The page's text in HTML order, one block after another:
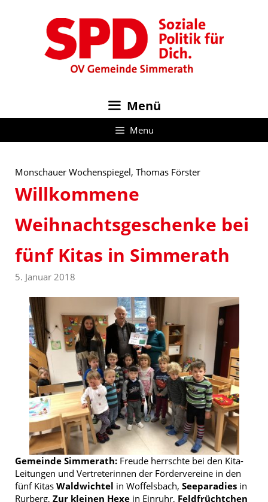
Menü
Menu
Monschauer Wochenspiegel, Thomas Förster
Willkommene
Weihnachtsgeschenke bei
fünf Kitas in Simmerath
5. Januar 2018
Gemeinde Simmerath: Freude herrschte bei den Kita-
Leitungen und Vertreterinnen der Fördervereine in den
fünf Kitas Waldwichtel in Woffelsbach, Seeparadies in
Rurberg, Zur kleinen Hexe in Einruhr, Feldfrüchtchen